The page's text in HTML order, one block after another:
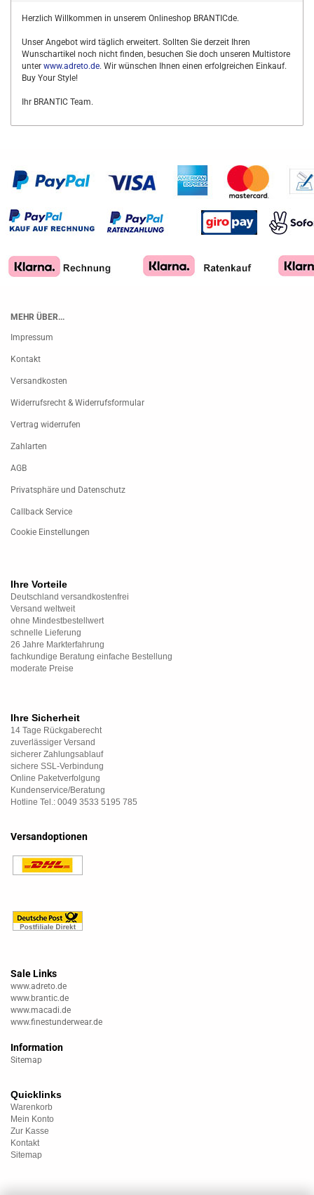
Herzlich Willkommen in unserem Onlineshop BRANTICde.
Unser Angebot wird täglich erweitert. Sollten Sie derzeit Ihren
Wunschartikel noch nicht finden, besuchen Sie doch unseren Multistore
unter www.adreto.de. Wir wünschen Ihnen einen erfolgreichen Einkauf.
Buy Your Style!
Ihr BRANTIC Team.
MEHR ÜBER...
Impressum
Kontakt
Versandkosten
Widerrufsrecht & Widerrufsformular
Vertrag widerrufen
Zahlarten
AGB
Privatsphäre und Datenschutz
Callback Service
Cookie Einstellungen
Ihre Vorteile
Deutschland versandkostenfrei
Versand weltweit
ohne Mindestbestellwert
schnelle Lieferung
26 Jahre Markterfahrung
fachkundige Beratung einfache Bestellung
moderate Preise
Ihre Sicherheit
14 Tage Rückgaberecht
zuverlässiger Versand
sicherer Zahlungsablauf
sichere SSL-Verbindung
Online Paketverfolgung
Kundenservice/Beratung
Hotline Tel.: 0049 3533 5195 785
Versandoptionen
Sale Links
www.adreto.de
www.brantic.de
www.macadi.de
www.finestunderwear.de
Information
Sitemap
Quicklinks
Warenkorb
Mein Konto
Zur Kasse
Kontakt
Sitemap